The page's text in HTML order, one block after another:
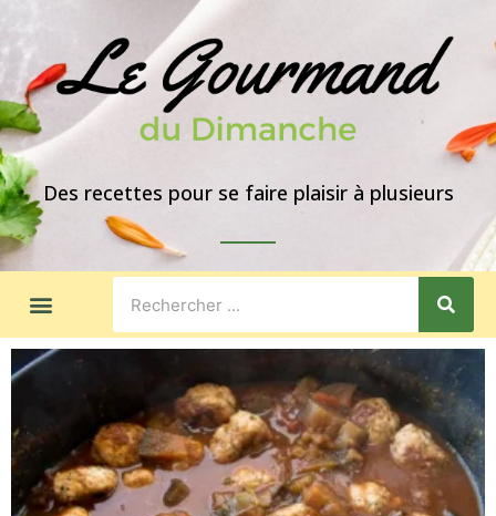
Des recettes pour se faire plaisir à plusieurs